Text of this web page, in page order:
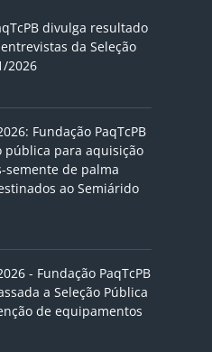
divulga resultado
da Seleção
2026
Fundação PaqTcPB
pública para aquisição
semente de palma
ao Semiárido
- Fundação PaqTcPB
a Seleção Pública
de equipamentos